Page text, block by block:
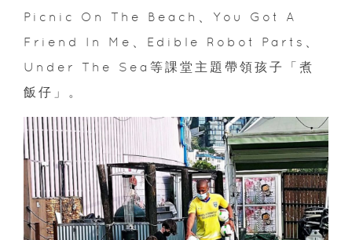
Picnic On The Beach、You Got A
Friend In Me、Edible Robot Parts、
Under The Sea等課堂主題帶領孩子「煮
飯仔」。